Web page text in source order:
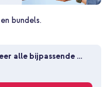
bundels.
alle bijpassende